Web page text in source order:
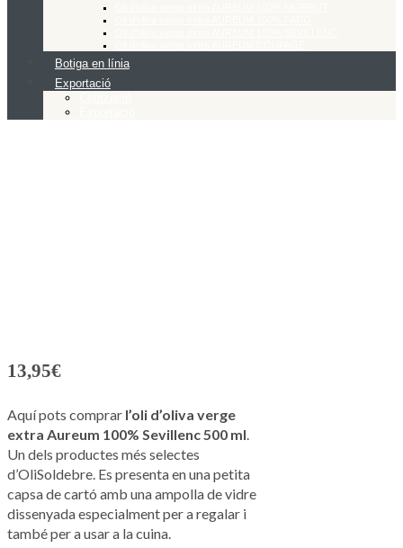
Botiga en línia
Exportació
13,95€
Aquí pots comprar l’oli d’oliva verge
extra Aureum 100% Sevillenc 500 ml
Un dels productes més selectes
d’OliSoldebre. Es presenta en una petita
capsa de cartó amb una ampolla de vidre
dissenyada especialment per a regalar i
també per a usar a la cuina.